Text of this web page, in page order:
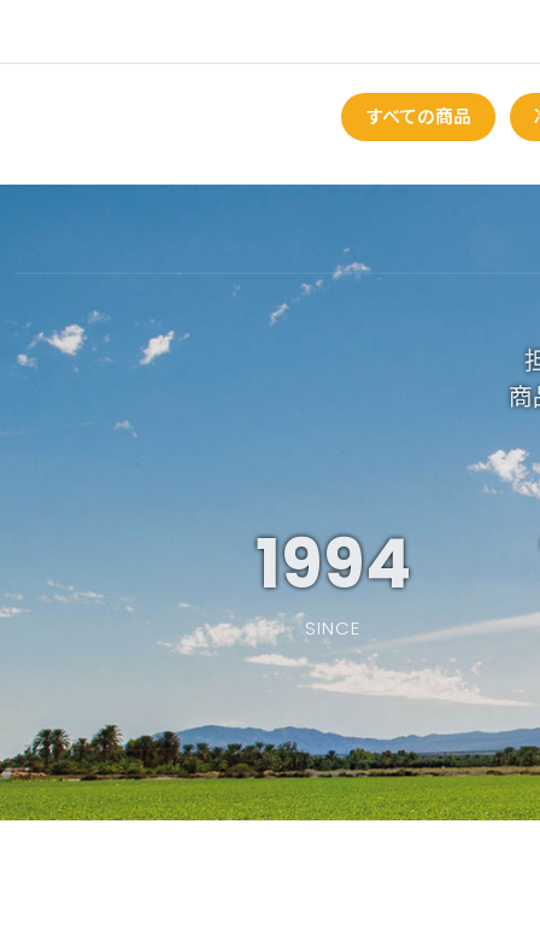
すべての商品
1994
SINCE